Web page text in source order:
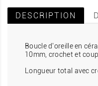
DESCRIPTION
Boucle d'oreille en
10mm, crochet et
Longueur total avec